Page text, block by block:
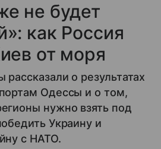
не будет
как Россия
от моря
о результатах
Одессы и о том,
нужно взять под
Украину и
с НАТО.